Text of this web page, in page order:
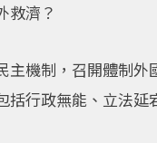
救濟？
機制，召開體制
括行政無能、立法